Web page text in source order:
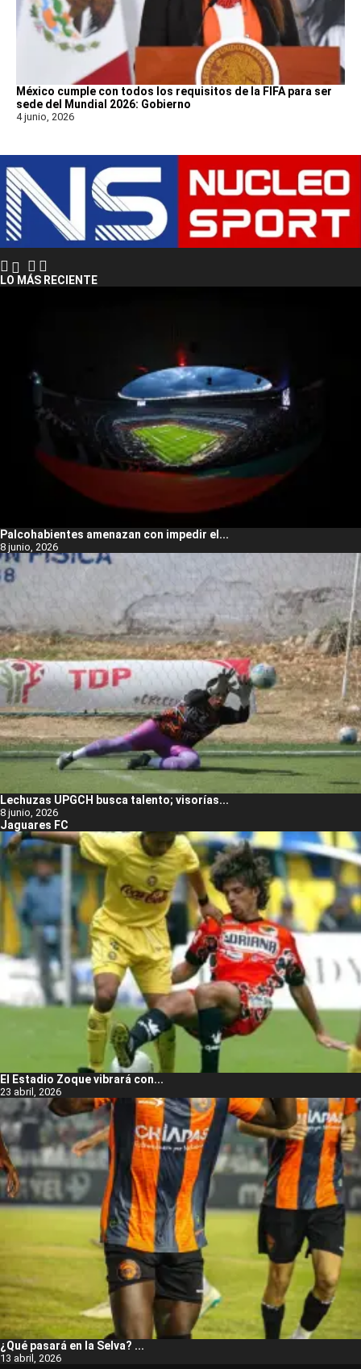
México cumple con todos los requisitos de la FIFA para ser
sede del Mundial 2026: Gobierno
4 junio, 2026
LO MÁS RECIENTE
Palcohabientes amenazan con impedir el...
8 junio, 2026
Lechuzas UPGCH busca talento; visorías...
8 junio, 2026
Jaguares FC
El Estadio Zoque vibrará con...
23 abril, 2026
¿Qué pasará en la Selva? ...
13 abril, 2026